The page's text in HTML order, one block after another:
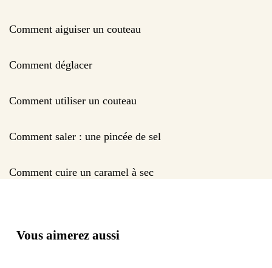
Comment aiguiser un couteau
Comment déglacer
Comment utiliser un couteau
Comment saler : une pincée de sel
Comment cuire un caramel à sec
Vous aimerez aussi